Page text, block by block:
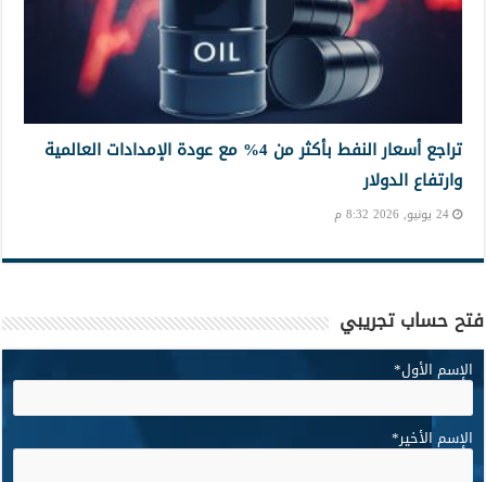
تراجع أسعار النفط بأكثر من 4% مع عودة الإمدادات العالمية
وارتفاع الدولار
24 يونيو, 2026 8:32 م
فتح حساب تجريبي
الإسم الأول*
الإسم الأخير*